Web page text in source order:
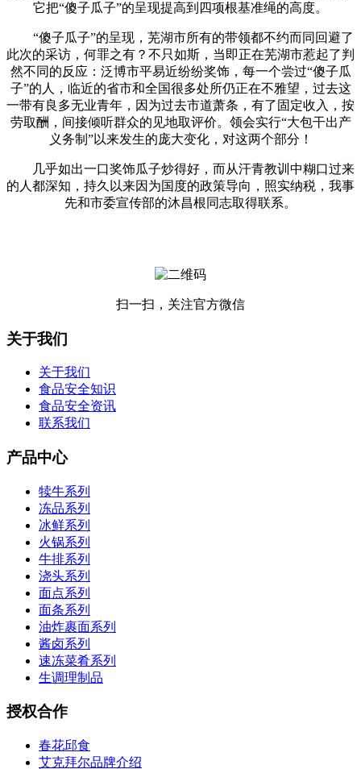
它把“傻子瓜子”的呈现提高到四项根基准绳的高度。
“傻子瓜子”的呈现，芜湖市所有的带领都不约而同回避了
此次的采访，何罪之有？不只如斯，当即正在芜湖市惹起了判
然不同的反应：泛博市平易近纷纷奖饰，每一个尝过“傻子瓜
子”的人，临近的省市和全国很多处所仍正在不雅望，过去这
一带有良多无业青年，因为过去市道萧条，有了固定收入，按
劳取酬，间接倾听群众的见地取评价。领会实行“大包干出产
义务制”以来发生的庞大变化，对这两个部分！
几乎如出一口奖饰瓜子炒得好，而从汗青教训中糊口过来
的人都深知，持久以来因为国度的政策导向，照实纳税，我事
先和市委宣传部的沐昌根同志取得联系。
扫一扫，关注官方微信
关于我们
关于我们
食品安全知识
食品安全资讯
联系我们
产品中心
犊牛系列
冻品系列
冰鲜系列
火锅系列
牛排系列
浇头系列
面点系列
面条系列
油炸裹面系列
酱卤系列
速冻菜肴系列
生调理制品
授权合作
春花邱食
艾克拜尔品牌介绍